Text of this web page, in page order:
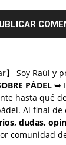
】 Soy Raúl y
PÁDEL ➥
hasta qué
Al final de
dudas,
comunidad